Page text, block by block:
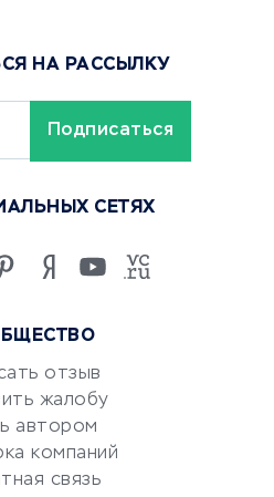
отзыв
жалобу
автором
компаний
связь
НА РАССЫЛКУ
СЕТЯХ